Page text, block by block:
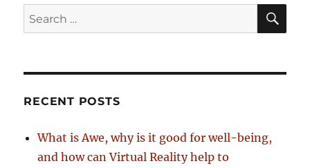
Search
for:
RECENT POSTS
What is Awe, why is it good for well-being,
and how can Virtual Reality help to